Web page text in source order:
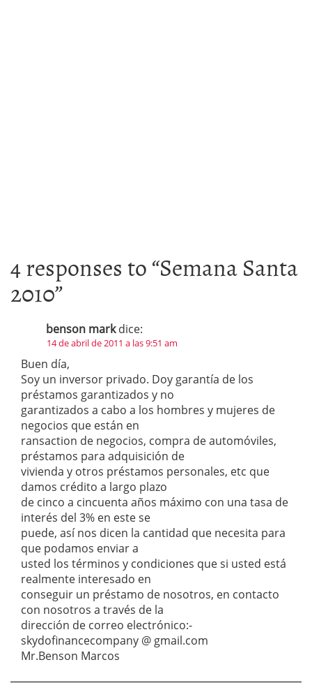
4 responses to “Semana Santa
2010”
benson mark dice:
14 de abril de 2011 a las 9:51 am
Buen día,
Soy un inversor privado. Doy garantía de los
préstamos garantizados y no
garantizados a cabo a los hombres y mujeres de
negocios que están en
ransaction de negocios, compra de automóviles,
préstamos para adquisición de
vivienda y otros préstamos personales, etc que
damos crédito a largo plazo
de cinco a cincuenta años máximo con una tasa de
interés del 3% en este se
puede, así nos dicen la cantidad que necesita para
que podamos enviar a
usted los términos y condiciones que si usted está
realmente interesado en
conseguir un préstamo de nosotros, en contacto
con nosotros a través de la
dirección de correo electrónico:-
skydofinancecompany @ gmail.com
Mr.Benson Marcos